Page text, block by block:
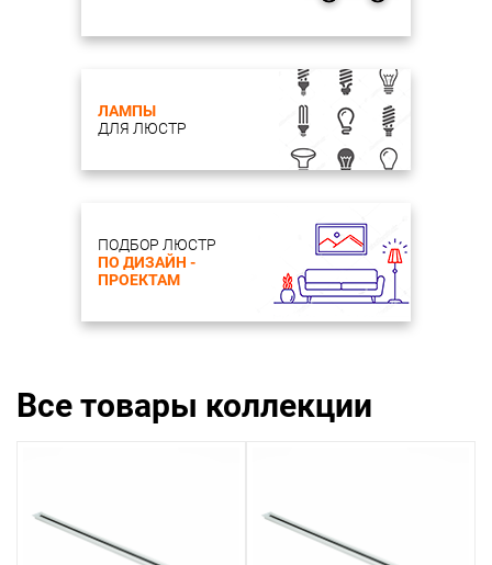
ЛАМПЫ
ДЛЯ ЛЮСТР
ПОДБОР ЛЮСТР
ПО ДИЗАЙН -
ПРОЕКТАМ
Все товары коллекции